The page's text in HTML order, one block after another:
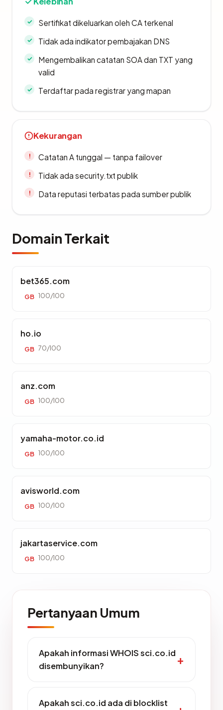
Sertifikat dikeluarkan oleh CA terkenal
Tidak ada indikator pembajakan DNS
Mengembalikan catatan SOA dan TXT yang
valid
Terdaftar pada registrar yang mapan
Kekurangan
Catatan A tunggal — tanpa failover
Tidak ada security.txt publik
Data reputasi terbatas pada sumber publik
Domain Terkait
bet365.com
GB 100/100
ho.io
GB 70/100
anz.com
GB 100/100
yamaha-motor.co.id
GB 100/100
avisworld.com
GB 100/100
jakartaservice.com
GB 100/100
Pertanyaan Umum
Apakah informasi WHOIS sci.co.id
disembunyikan?
Apakah sci.co.id ada di blocklist